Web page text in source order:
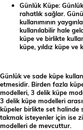
Günlük Küpe:
rahatlık sağlar.
kullanımının
kullanılabilir hale
küpe ve birlikte
küpe, yıldız küpe
Günlük ve sade küpe
etmesidir. Birden fazla
modelleri, 3 delik küpe
3 delik küpe modelleri
küpeler birlikte set halinde
takmak isteyenler için ise
modelleri de mevcuttur.